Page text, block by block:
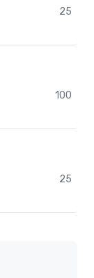
25
100
25